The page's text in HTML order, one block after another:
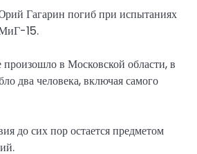
Гагарин погиб при испытаниях
МиГ-15.
произошло в Московской области, в
два человека, включая самого
до сих пор остается предметом